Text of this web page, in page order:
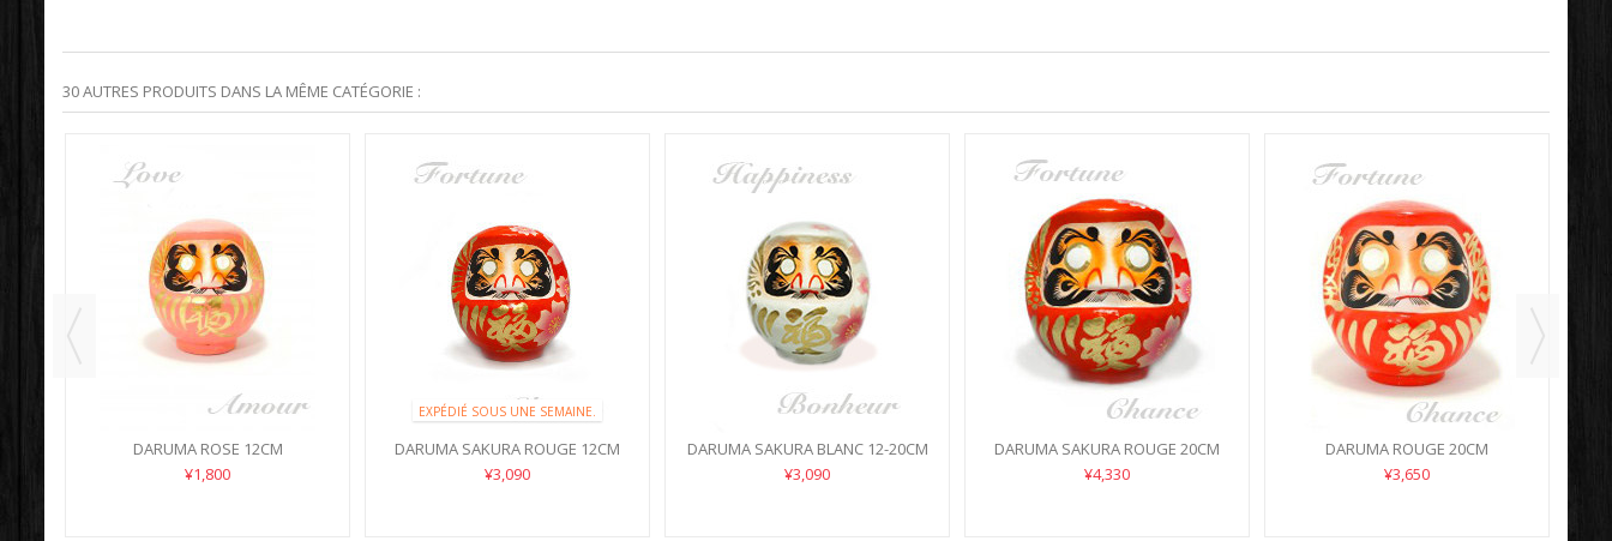
30 AUTRES PRODUITS DANS LA MÊME CATÉGORIE :
DARUMA ROSE 12CM
¥1,800
EXPÉDIÉ SOUS UNE SEMAINE.
DARUMA SAKURA ROUGE 12CM
¥3,090
DARUMA SAKURA BLANC 12-20CM
¥3,090
DARUMA SAKURA ROUGE 20CM
¥4,330
DARUMA ROUGE 20CM
¥3,650